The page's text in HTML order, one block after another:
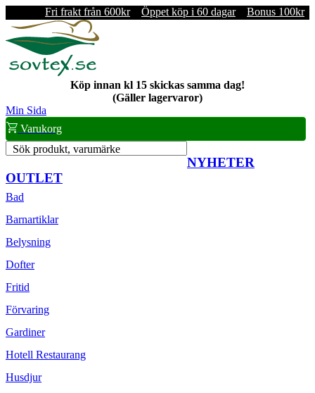
Fri frakt från 600kr Öppet köp i 60 dagar Bonus 100kr
Köp innan kl 15 skickas samma dag!
(Gäller lagervaror)
Min Sida
Varukorg
Sök produkt, varumärke
NYHETER
OUTLET
Bad
Barnartiklar
Belysning
Dofter
Fritid
Förvaring
Gardiner
Hotell Restaurang
Husdjur